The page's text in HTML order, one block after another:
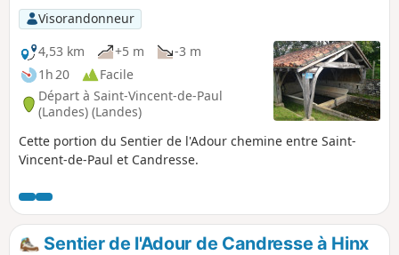
Visorandonneur
4,53 km
+5 m
-3 m
1h 20
Facile
Départ à Saint-Vincent-de-Paul
(Landes) (Landes)
Cette portion du Sentier de l'Adour chemine entre Saint-
Vincent-de-Paul et Candresse.
Sentier de l'Adour de Candresse à Hinx